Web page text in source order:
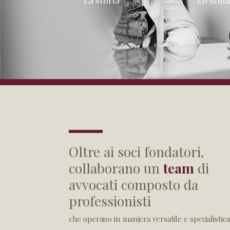
Oltre ai soci fondatori,
collaborano unteam di
avvocati composto da
professionisti
che operano in maniera versatile e